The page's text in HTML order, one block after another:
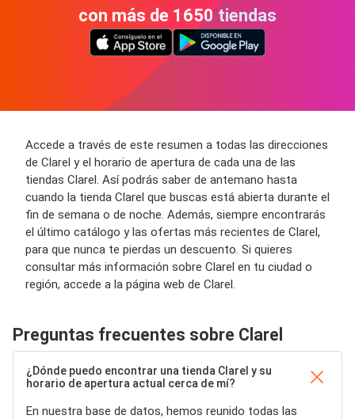
con más de 1650 tiendas
Accede a través de este resumen a todas las direcciones
de Clarel y el horario de apertura de cada una de las
tiendas Clarel. Así podrás saber de antemano hasta
cuando la tienda Clarel que buscas está abierta durante el
fin de semana o de noche. Además, siempre encontrarás
el último catálogo y las ofertas más recientes de Clarel,
para que nunca te pierdas un descuento. Si quieres
consultar más información sobre Clarel en tu ciudad o
región, accede a la página web de Clarel.
Preguntas frecuentes sobre Clarel
¿Dónde puedo encontrar una tienda Clarel y su
horario de apertura actual cerca de mí?
En nuestra base de datos, hemos reunido todas las